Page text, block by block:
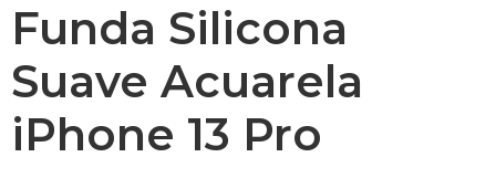
Funda Silicona
Suave Acuarela
iPhone 13 Pro
Accesorios
Garantía Zaraphone